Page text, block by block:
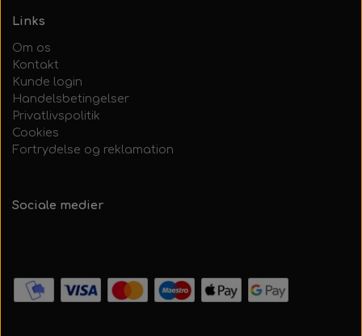
Links
Om os
Kontakt
Kunde login
Handelsbetingelser
Privatlivspolitik
Cookies
Fortrydelse og reklamation
Sociale medier